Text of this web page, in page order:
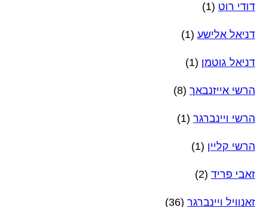
דודי רוט (1)
דניאל אלישע (1)
דניאל גוטמן (1)
הרשי אייזנבאך (8)
הרשי ויינברגר (1)
הרשי קליין (1)
זאבי פריד (2)
זאנוויל ויינברגר (36)